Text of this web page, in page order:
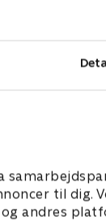
til dig.
andres
drenge.